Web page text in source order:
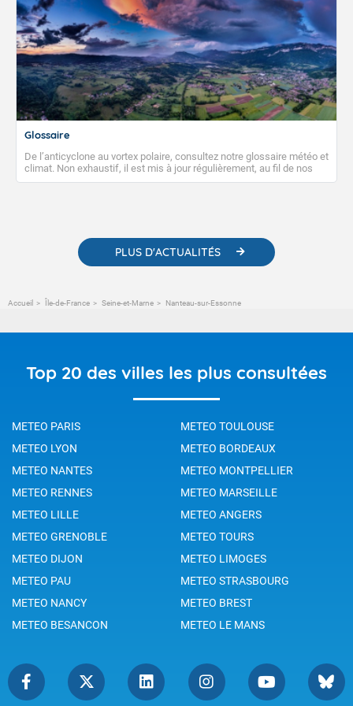
Glossaire
De l’anticyclone au vortex polaire, consultez notre glossaire météo et
climat. Non exhaustif, il est mis à jour régulièrement, au fil de nos
publications. Vous y trouverez également des liens utiles vers nos
PLUS D'ACTUALITÉS
Accueil Île-de-France Seine-et-Marne Nanteau-sur-Essonne
Top 20 des villes les plus consultées
METEO PARIS
METEO TOULOUSE
METEO LYON
METEO BORDEAUX
METEO NANTES
METEO MONTPELLIER
METEO RENNES
METEO MARSEILLE
METEO LILLE
METEO ANGERS
METEO GRENOBLE
METEO TOURS
METEO DIJON
METEO LIMOGES
METEO PAU
METEO STRASBOURG
METEO NANCY
METEO BREST
METEO BESANCON
METEO LE MANS